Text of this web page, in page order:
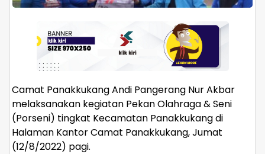
Camat Panakkukang Andi Pangerang Nur Akbar
melaksanakan kegiatan Pekan Olahraga & Seni
(Porseni) tingkat Kecamatan Panakkukang di
Halaman Kantor Camat Panakkukang, Jumat
(12/8/2022) pagi.